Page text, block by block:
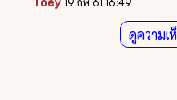
ดูความเ